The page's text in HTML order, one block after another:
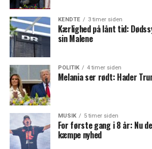
KENDTE 3 timer siden
Kærlighed på lånt tid:
sin Malene
POLITIK 4 timer siden
Melania ser rødt: Hader
MUSIK 5 timer siden
For første gang i 8 år: Nu
kæmpe nyhed